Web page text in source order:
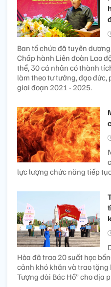
Ban tổ chức đã tuyên
Chấp hành Liên đoàn Lao
thể, 30 cá nhân có thành
làm theo tư tưởng, đạo đức,
giai đoạn 2021 - 2025.
lực lượng chức năng tiếp
Hòa đã trao 20 suất học
cảnh khó khăn và trao tặng
Tượng đài Bác Hồ” cho địa